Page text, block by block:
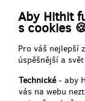
Aby Hithit
s cookies
Pro váš nejlepší
úspěšnější a
Technické- aby
vás na webu
Balíček